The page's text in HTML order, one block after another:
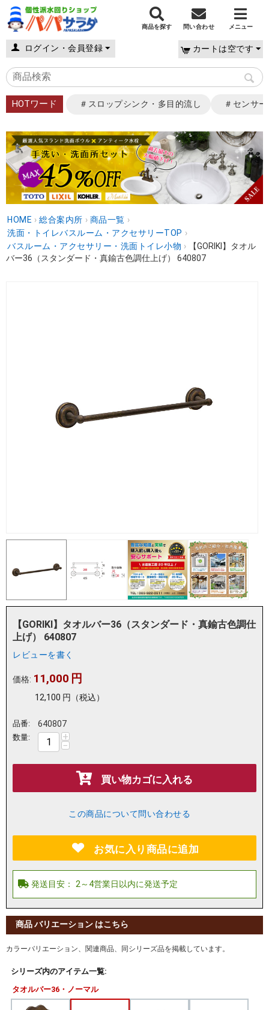
商品を探す 問い合わせ メニュー
ログイン・会員登録 カートは空です
HOTワード ＃スロップシンク・多目的流し ＃センサ
HOME › 総合案内所 › 商品一覧 ›
洗面・トイレバスルーム・アクセサリーTOP ›
バスルーム・アクセサリー・洗面トイレ小物 ›
【GORIKI】タオル
バー36（スタンダード・真鍮古色調仕上げ） 640807
【GORIKI】タオルバー36（スタンダード・真鍮古色調仕
上げ） 640807
レビューを書く
価格: 11,000 円
12,100 円 （税込）
品番: 640807
数量: +
−
買い物カゴに入れる
この商品について問い合わせる
お気に入り商品に追加
商品 バリエーション はこちら
カラーバリエーション、関連商品、同シリーズ品を掲載しています。
シリーズ内のアイテム一覧:
タオルバー36・ノーマル